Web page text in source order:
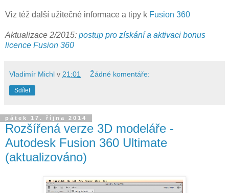
Viz též další užitečné informace a tipy k Fusion 360
Aktualizace 2/2015: postup pro získání a aktivaci bonus
licence Fusion 360
Vladimír Michl v 21:01 Žádné komentáře:
Sdílet
pátek 17. října 2014
Rozšířená verze 3D modeláře -
Autodesk Fusion 360 Ultimate
(aktualizováno)